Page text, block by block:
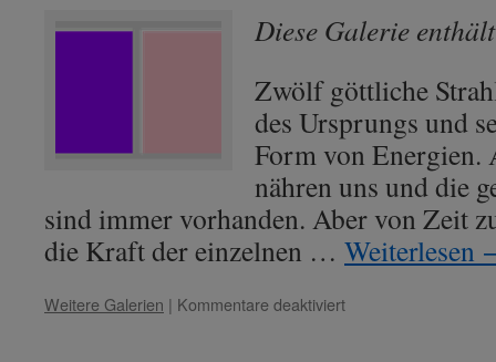
dem
Diese Galerie
Zwölf göttliche
des Ursprungs und
Form von Energien.
nähren uns und die
sind immer vorhanden. Aber von Zeit
die Kraft der einzelnen … Weiterlesen
Weitere Galerien | Kommentare deaktiviertfür